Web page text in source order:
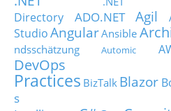
Directory
ADO.NET Agil
StudioAngularAnsible
ndsschätzung
Automic
DevOps
Practices BizTalk Blazor
s